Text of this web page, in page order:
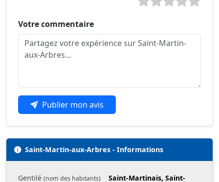
Votre commentaire
Publier mon avis
Saint-Martin-aux-Arbres - Informations
Gentilé (nom des habitants)
Saint-Martinais, Saint-